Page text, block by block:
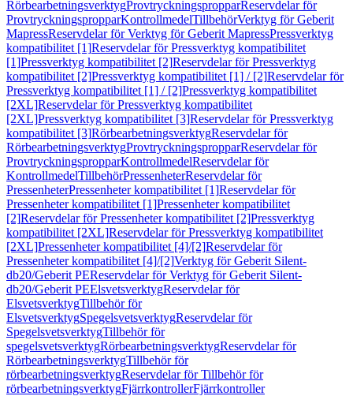
RörbearbetningsverktygProvtryckningspropparReservdelar för
ProvtryckningspropparKontrollmedelTillbehörVerktyg för Geberit
MapressReservdelar för Verktyg för Geberit MapressPressverktyg
kompatibilitet [1]Reservdelar för Pressverktyg kompatibilitet
[1]Pressverktyg kompatibilitet [2]Reservdelar för Pressverktyg
kompatibilitet [2]Pressverktyg kompatibilitet [1] / [2]Reservdelar för
Pressverktyg kompatibilitet [1] / [2]Pressverktyg kompatibilitet
[2XL]Reservdelar för Pressverktyg kompatibilitet
[2XL]Pressverktyg kompatibilitet [3]Reservdelar för Pressverktyg
kompatibilitet [3]RörbearbetningsverktygReservdelar för
RörbearbetningsverktygProvtryckningspropparReservdelar för
ProvtryckningspropparKontrollmedelReservdelar för
KontrollmedelTillbehörPressenheterReservdelar för
PressenheterPressenheter kompatibilitet [1]Reservdelar för
Pressenheter kompatibilitet [1]Pressenheter kompatibilitet
[2]Reservdelar för Pressenheter kompatibilitet [2]Pressverktyg
kompatibilitet [2XL]Reservdelar för Pressverktyg kompatibilitet
[2XL]Pressenheter kompatibilitet [4]/[2]Reservdelar för
Pressenheter kompatibilitet [4]/[2]Verktyg för Geberit Silent-
db20/Geberit PEReservdelar för Verktyg för Geberit Silent-
db20/Geberit PEElsvetsverktygReservdelar för
ElsvetsverktygTillbehör för
ElsvetsverktygSpegelsvetsverktygReservdelar för
SpegelsvetsverktygTillbehör för
spegelsvetsverktygRörbearbetningsverktygReservdelar för
RörbearbetningsverktygTillbehör för
rörbearbetningsverktygReservdelar för Tillbehör för
rörbearbetningsverktygFjärrkontrollerFjärrkontroller